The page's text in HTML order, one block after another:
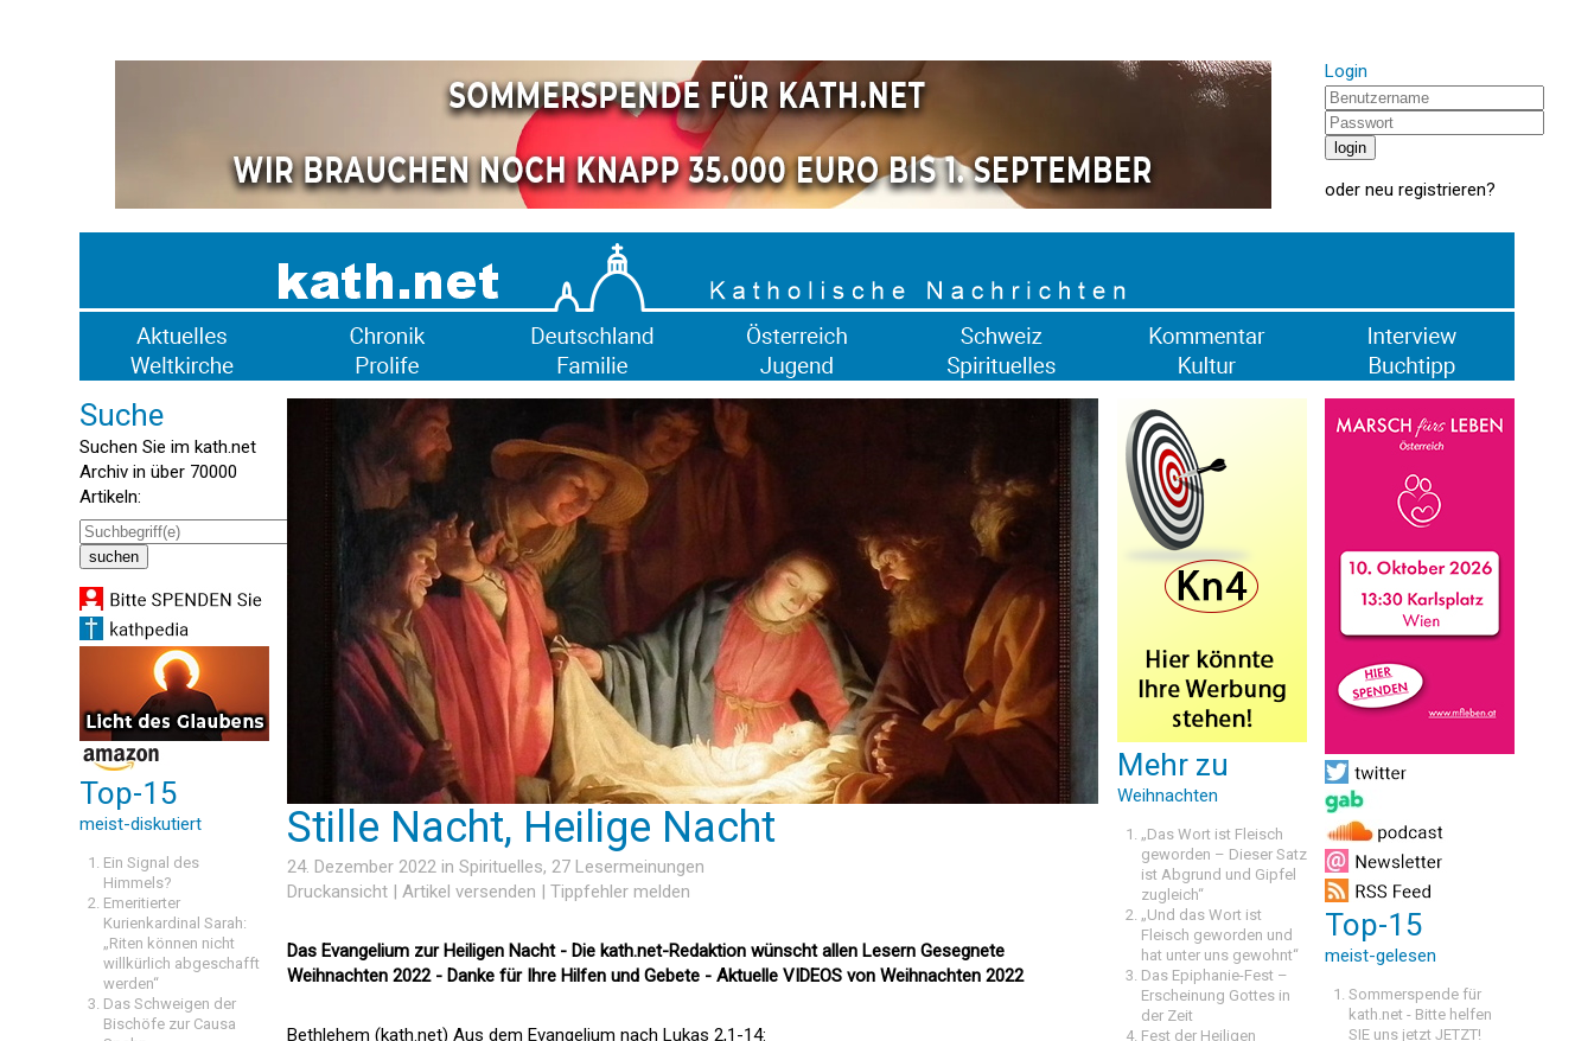
Login
oder neu registrieren?
Suche
Suchen Sie im kath.net
Archiv in über 70000
Artikeln:
Top-15
meist-diskutiert
Ein Signal des
Himmels?
Emeritierter
Kurienkardinal Sarah:
„Riten können nicht
willkürlich abgeschafft
werden“
Das Schweigen der
Bischöfe zur Causa
Stille Nacht, Heilige Nacht
24. Dezember 2022 in Spirituelles, 27 Lesermeinungen
Druckansicht | Artikel versenden | Tippfehler melden
Das Evangelium zur Heiligen Nacht - Die kath.net-Redaktion wünscht allen Lesern Gesegnete
Weihnachten 2022 - Danke für Ihre Hilfen und Gebete - Aktuelle VIDEOS von Weihnachten 2022
Bethlehem (kath.net) Aus dem Evangelium nach Lukas 2,1-14:
Mehr zu
Weihnachten
„Das Wort ist Fleisch
geworden – Dieser Satz
ist Abgrund und Gipfel
zugleich“
„Und das Wort ist
Fleisch geworden und
hat unter uns gewohnt“
Das Epiphanie-Fest –
Erscheinung Gottes in
der Zeit
Fest der Heiligen
Top-15
meist-gelesen
Sommerspende für
kath.net - Bitte helfen
SIE uns jetzt JETZT!